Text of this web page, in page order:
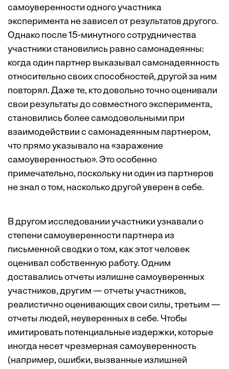
самоуверенности одного участника
эксперимента не зависел от результатов другого.
Однако после 15-минутного сотрудничества
участники становились равно самонадеянны:
когда один партнер выказывал самонадеянность
относительно своих способностей, другой за ним
повторял. Даже те, кто довольно точно оценивали
свои результаты до совместного эксперимента,
становились более самодовольными при
взаимодействии с самонадеянным партнером,
что прямо указывало на «заражение
самоуверенностью». Это особенно
примечательно, поскольку ни один из партнеров
не знал о том, насколько другой уверен в себе.
В другом исследовании участники узнавали о
степени самоуверенности партнера из
письменной сводки о том, как этот человек
оценивал собственную работу. Одним
доставались отчеты излишне самоуверенных
участников, другим — отчеты участников,
реалистично оценивающих свои силы, третьим —
отчеты людей, неуверенных в себе. Чтобы
имитировать потенциальные издержки, которые
иногда несет чрезмерная самоуверенность
(например, ошибки, вызванные излишней